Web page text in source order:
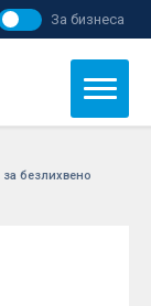
За бизнеса
безлихвено